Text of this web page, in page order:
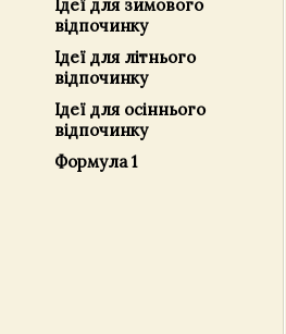
Ідеї ​​для зимового
відпочинку
Ідеї ​​для літнього
відпочинку
Ідеї ​​для осіннього
відпочинку
Формула 1